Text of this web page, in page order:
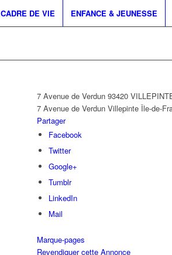
CADRE DE VIE ENFANCE & JEUNESSE
7 Avenue de Verdun 93420
7 Avenue de Verdun Villepinte Île-de-
Partager
Facebook
Twitter
Google+
Tumblr
LinkedIn
Mail
Marque-pages
Revendiquer cette Annonce